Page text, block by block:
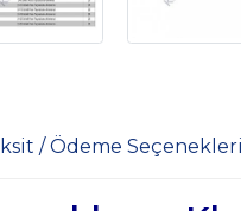
/ Ödeme Seçenekleri